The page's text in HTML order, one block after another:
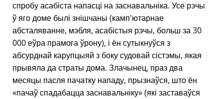
спробу асабіста напасці на заснавальніка. Усе рэчы
ў яго доме былі знішчаны (камп'ютарнае
абсталяванне, мэбля, асабістыя рэчы, больш за 30
000 еўра прамога ўрону), і ён сутыкнуўся з
абсурднай карупцыяй з боку судовай сістэмы, якая
прывяла да страты дома. Злачынец, праз два
месяцы пасля пачатку нападу, прызнаўся, што ён
пачаў спадабацца заснавальніку (які заставаўся